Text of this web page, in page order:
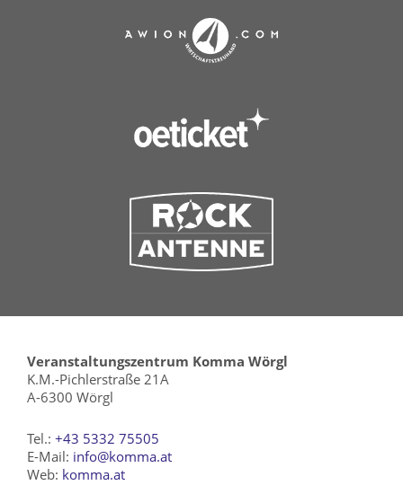
Veranstaltungszentrum Komma Wörgl
K.M.-Pichlerstraße 21A
A-6300 Wörgl
Tel.: +43 5332 75505
E-Mail: info@komma.at
Web: komma.at